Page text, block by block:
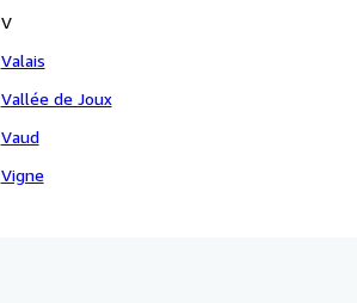
V
Valais
Vallée de Joux
Vaud
Vigne